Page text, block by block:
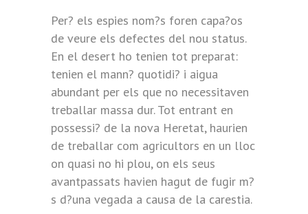
Per? els espies nom?s foren capa?os
de veure els defectes del nou status.
En el desert ho tenien tot preparat:
tenien el mann? quotidi? i aigua
abundant per els que no necessitaven
treballar massa dur. Tot entrant en
possessi? de la nova Heretat, haurien
de treballar com agricultors en un lloc
on quasi no hi plou, on els seus
avantpassats havien hagut de fugir m?
s d?una vegada a causa de la carestia.